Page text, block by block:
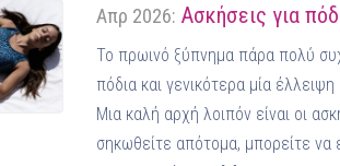
Απρ 2026: Ασκήσεις για
Το πρωινό ξύπνημα πάρα πολύ
πόδια και γενικότερα μία
Μια καλή αρχή λοιπόν είναι οι
σηκωθείτε απότομα, μπορείτε να